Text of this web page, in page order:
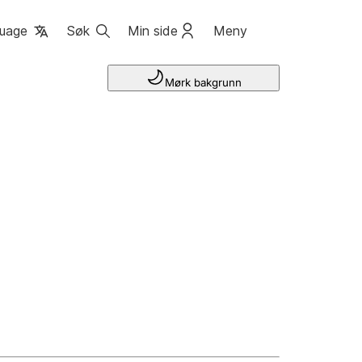
Søk Min side Meny
Mørk bakgrunn